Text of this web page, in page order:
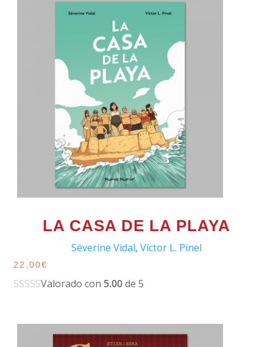
LA CASA DE LA PLAYA
Séverine Vidal, Víctor L. Pinel
22,00€
Valorado con 5.00de 5